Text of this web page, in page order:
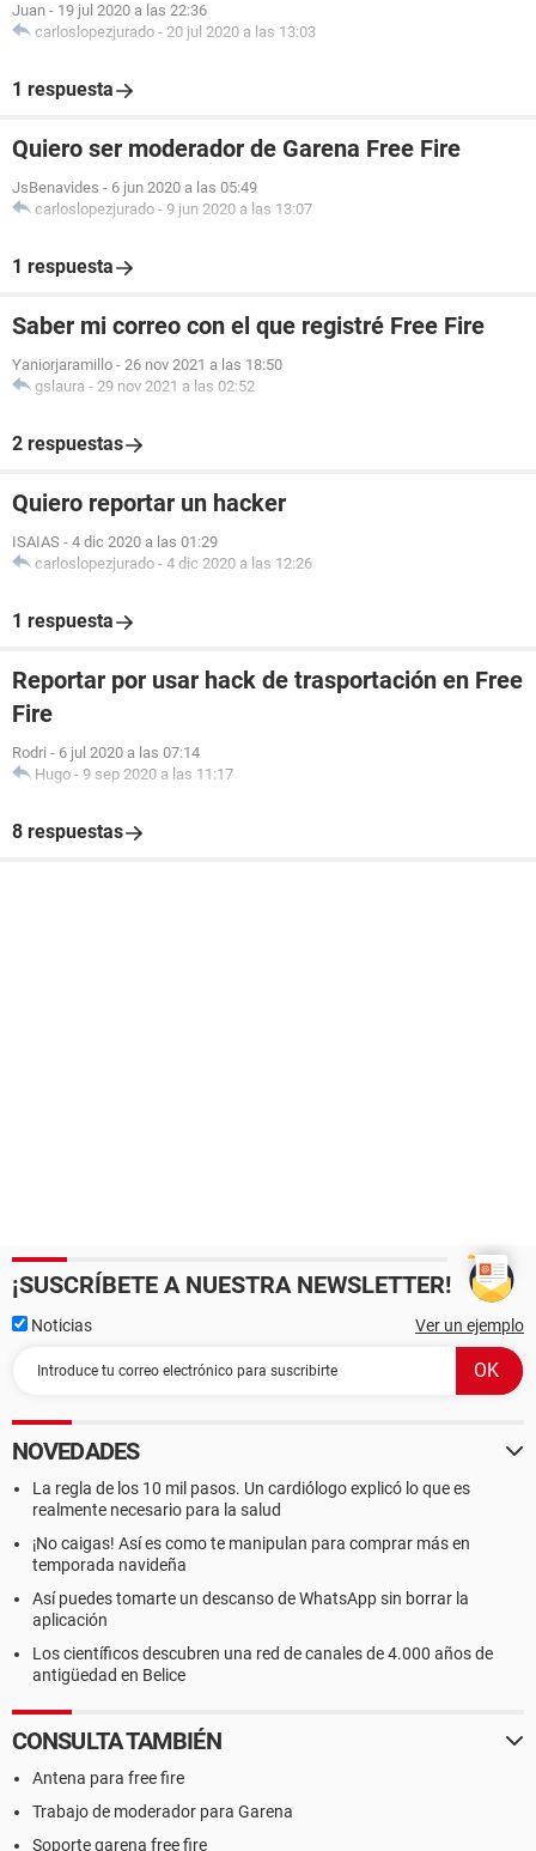
Juan - 19 jul 2020 a las 22:36
carloslopezjurado - 20 jul 2020 a las 13:03
1 respuesta
Quiero ser moderador de Garena Free Fire
JsBenavides - 6 jun 2020 a las 05:49
carloslopezjurado - 9 jun 2020 a las 13:07
1 respuesta
Saber mi correo con el que registré Free Fire
Yaniorjaramillo - 26 nov 2021 a las 18:50
gslaura - 29 nov 2021 a las 02:52
2 respuestas
Quiero reportar un hacker
ISAIAS - 4 dic 2020 a las 01:29
carloslopezjurado - 4 dic 2020 a las 12:26
1 respuesta
Reportar por usar hack de trasportación en Free
Fire
Rodri - 6 jul 2020 a las 07:14
Hugo - 9 sep 2020 a las 11:17
8 respuestas
¡SUSCRÍBETE A NUESTRA NEWSLETTER!
Noticias Ver un ejemplo
NOVEDADES
La regla de los 10 mil pasos. Un cardiólogo explicó lo que es
realmente necesario para la salud
¡No caigas! Así es como te manipulan para comprar más en
temporada navideña
Así puedes tomarte un descanso de WhatsApp sin borrar la
aplicación
Los científicos descubren una red de canales de 4.000 años de
antigüedad en Belice
CONSULTA TAMBIÉN
Antena para free fire
Trabajo de moderador para Garena
Soporte garena free fire